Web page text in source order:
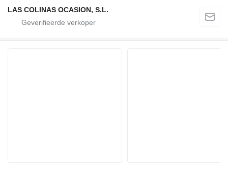
LAS COLINAS OCASION, S.L.